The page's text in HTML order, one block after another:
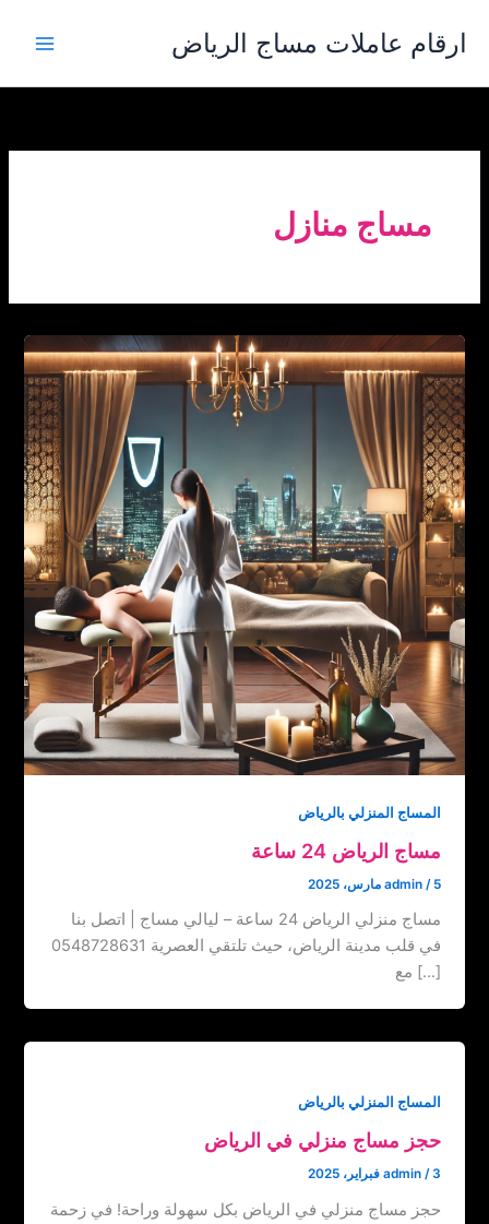
المحتوى
ارقام عاملات مساج الرياض
مساج منازل
المساج المنزلي بالرياض
مساج الرياض 24 ساعة
admin / 5 مارس، 2025
مساج منزلي الرياض 24 ساعة – ليالي مساج | اتصل بنا
‏‪0548728631 في قلب مدينة الرياض، حيث تلتقي العصرية
مع […]
المساج المنزلي بالرياض
حجز مساج منزلي في الرياض
admin /3 فبراير، 2025
حجز مساج منزلي في الرياض بكل سهولة وراحة! في زحمة